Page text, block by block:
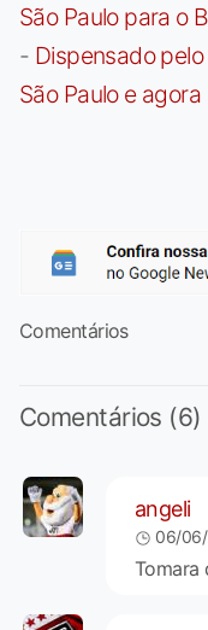
São Paulo para o
- Dispensado
São Paulo e
Comentários
Comentários (6)
angeli
06/06/
Tomara